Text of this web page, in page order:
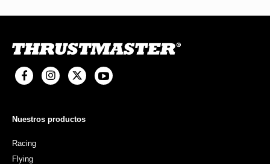
Nuestros productos
Racing
Flying